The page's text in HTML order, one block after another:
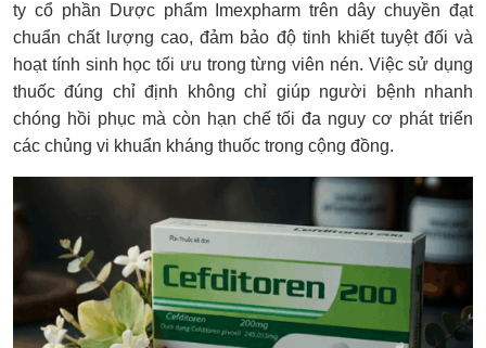
ty cổ phần Dược phẩm Imexpharm trên dây chuyền đạt
chuẩn chất lượng cao, đảm bảo độ tinh khiết tuyệt đối và
hoạt tính sinh học tối ưu trong từng viên nén. Việc sử dụng
thuốc đúng chỉ định không chỉ giúp người bệnh nhanh
chóng hồi phục mà còn hạn chế tối đa nguy cơ phát triển
các chủng vi khuẩn kháng thuốc trong cộng đồng.